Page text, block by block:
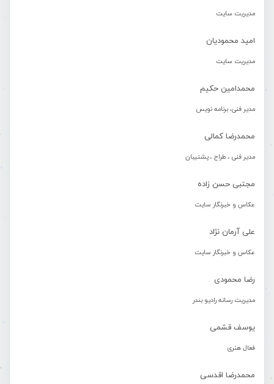
مدیریت سایت
امید محمودیان
مدیریت سایت
محمدامین حکیم
مدیر فنی، برنامه نویس
محمدرضا کمالی
مدیر فنی ، طراح ، پشتیبان
مجتبی حسن زاده
عکاس و خبرنگار سایت
علی آرمان نژاد
عکاس و خبرنگار سایت
رضا محمودی
مدیریت رسانه رادیو بندر
یوسف قشمی
فعال هنری
محمدرضا اقدسی